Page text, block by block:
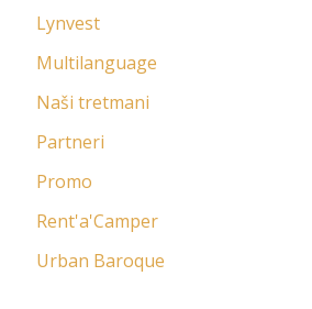
Lynvest
Multilanguage
Naši tretmani
Partneri
Promo
Rent'a'Camper
Urban Baroque